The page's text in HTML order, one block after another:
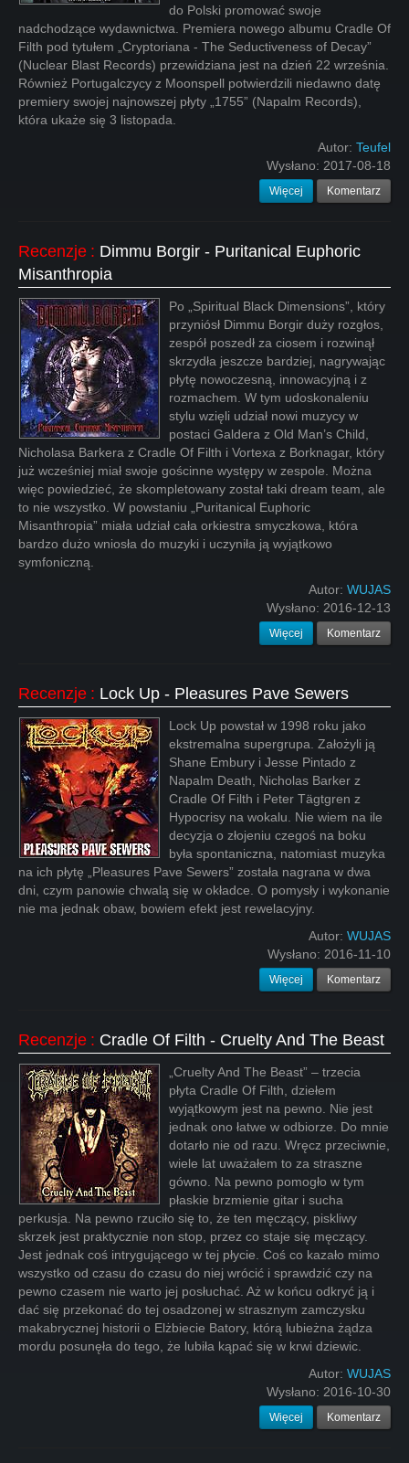
do Polski promować swoje
nadchodzące wydawnictwa. Premiera nowego albumu Cradle Of
Filth pod tytułem „Cryptoriana - The Seductiveness of Decay”
(Nuclear Blast Records) przewidziana jest na dzień 22 września.
Również Portugalczycy z Moonspell potwierdzili niedawno datę
premiery swojej najnowszej płyty „1755” (Napalm Records),
która ukaże się 3 listopada.
Autor: Teufel
Wysłano: 2017-08-18
Więcej Komentarz
Recenzje : Dimmu Borgir - Puritanical Euphoric
Misanthropia
Po „Spiritual Black Dimensions”, który
przyniósł Dimmu Borgir duży rozgłos,
zespół poszedł za ciosem i rozwinął
skrzydła jeszcze bardziej, nagrywając
płytę nowoczesną, innowacyjną i z
rozmachem. W tym udoskonaleniu
stylu wzięli udział nowi muzycy w
postaci Galdera z Old Man’s Child,
Nicholasa Barkera z Cradle Of Filth i Vortexa z Borknagar, który
już wcześniej miał swoje gościnne występy w zespole. Można
więc powiedzieć, że skompletowany został taki dream team, ale
to nie wszystko. W powstaniu „Puritanical Euphoric
Misanthropia” miała udział cała orkiestra smyczkowa, która
bardzo dużo wniosła do muzyki i uczyniła ją wyjątkowo
symfoniczną.
Autor: WUJAS
Wysłano: 2016-12-13
Więcej Komentarz
Recenzje : Lock Up - Pleasures Pave Sewers
Lock Up powstał w 1998 roku jako
ekstremalna supergrupa. Założyli ją
Shane Embury i Jesse Pintado z
Napalm Death, Nicholas Barker z
Cradle Of Filth i Peter Tägtgren z
Hypocrisy na wokalu. Nie wiem na ile
decyzja o złojeniu czegoś na boku
była spontaniczna, natomiast muzyka
na ich płytę „Pleasures Pave Sewers” została nagrana w dwa
dni, czym panowie chwalą się w okładce. O pomysły i wykonanie
nie ma jednak obaw, bowiem efekt jest rewelacyjny.
Autor: WUJAS
Wysłano: 2016-11-10
Więcej Komentarz
Recenzje : Cradle Of Filth - Cruelty And The Beast
„Cruelty And The Beast” – trzecia
płyta Cradle Of Filth, dziełem
wyjątkowym jest na pewno. Nie jest
jednak ono łatwe w odbiorze. Do mnie
dotarło nie od razu. Wręcz przeciwnie,
wiele lat uważałem to za straszne
gówno. Na pewno pomogło w tym
płaskie brzmienie gitar i sucha
perkusja. Na pewno rzuciło się to, że ten męczący, piskliwy
skrzek jest praktycznie non stop, przez co staje się męczący.
Jest jednak coś intrygującego w tej płycie. Coś co kazało mimo
wszystko od czasu do czasu do niej wrócić i sprawdzić czy na
pewno czasem nie warto jej posłuchać. Aż w końcu odkryć ją i
dać się przekonać do tej osadzonej w strasznym zamczysku
makabrycznej historii o Elżbiecie Batory, którą lubieżna żądza
mordu posunęła do tego, że lubiła kąpać się w krwi dziewic.
Autor: WUJAS
Wysłano: 2016-10-30
Więcej Komentarz